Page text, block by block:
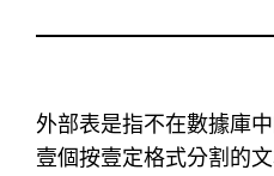
外部表是指不在數據庫
壹個按壹定格式分割的